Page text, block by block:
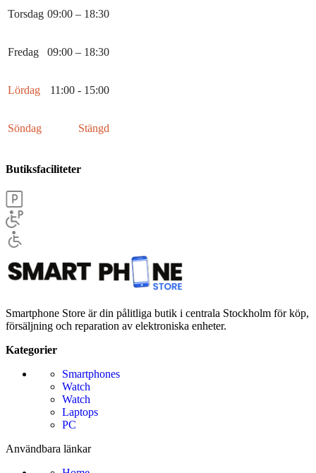
Torsdag 09:00 – 18:30
Fredag 09:00 – 18:30
Lördag 11:00 - 15:00
Söndag Stängd
Butiksfaciliteter
Smartphone Store är din pålitliga butik i centrala Stockholm för köp,
försäljning och reparation av elektroniska enheter.
Kategorier
Smartphones
Watch
Watch
Laptops
PC
Användbara länkar